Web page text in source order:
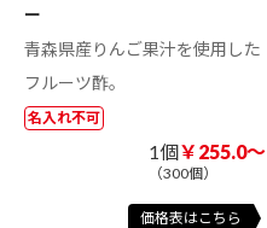
ー
青森県産りんご果汁を使用した
フルーツ酢。
名入れ不可
1個￥255.0～
（300個）
価格表はこちら